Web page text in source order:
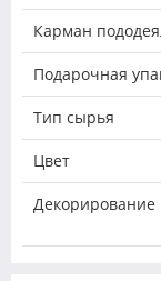
Карман
Подарочная
Тип сырья
Цвет
Декорирование